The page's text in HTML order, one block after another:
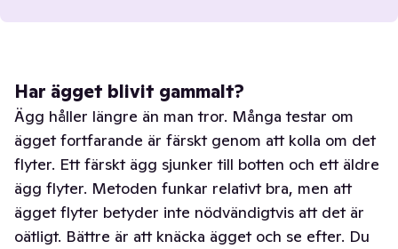
Har ägget blivit gammalt?
Ägg håller längre än man tror. Många testar om
ägget fortfarande är färskt genom att kolla om det
flyter. Ett färskt ägg sjunker till botten och ett äldre
ägg flyter. Metoden funkar relativt bra, men att
ägget flyter betyder inte nödvändigtvis att det är
oätligt. Bättre är att knäcka ägget och se efter. Du